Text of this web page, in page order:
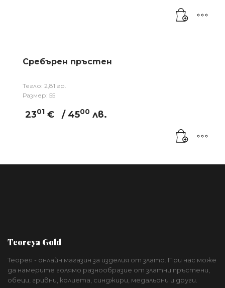
Сребърен пръстен
Тегло: 2,81 гр.
Размер: 55
2301 € / 4500 лв.
Teoreya Gold
Теорея - онлайн магазин за изделия от злато. При нас може
да намерите голямо разнообразие от златни пръстени,
обеци, гривни, колиета, синджири, медальони и други.